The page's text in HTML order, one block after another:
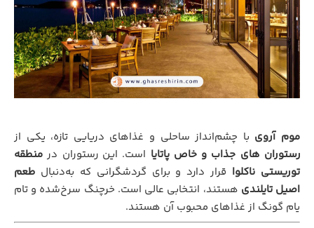
موم آروی با چشم‌انداز ساحلی و غذاهای دریایی تازه، یکی از
رستوران‌ های جذاب و خاص پاتایا است. این رستوران در منطقه
توریستی ناکلوا قرار دارد و برای گردشگرانی که به‌دنبال طعم
اصیل تایلندی هستند، انتخابی عالی است. خرچنگ سرخ‌شده و تام
یام گونگ از غذاهای محبوب آن هستند.